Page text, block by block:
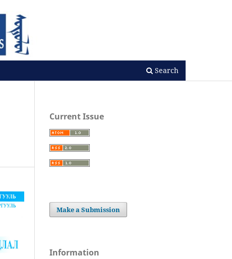
Search
Current Issue
Make a Submission
Information